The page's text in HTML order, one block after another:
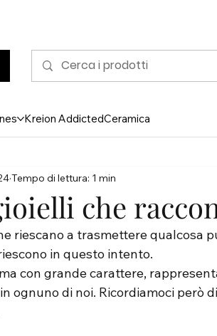
Kreion AddictedCeramica
che
Tempo di lettura: 1 min
riescano a trasmettere qualcosa
in questo intento.
con grande carattere,
ognuno di noi. Ricordiamoci però